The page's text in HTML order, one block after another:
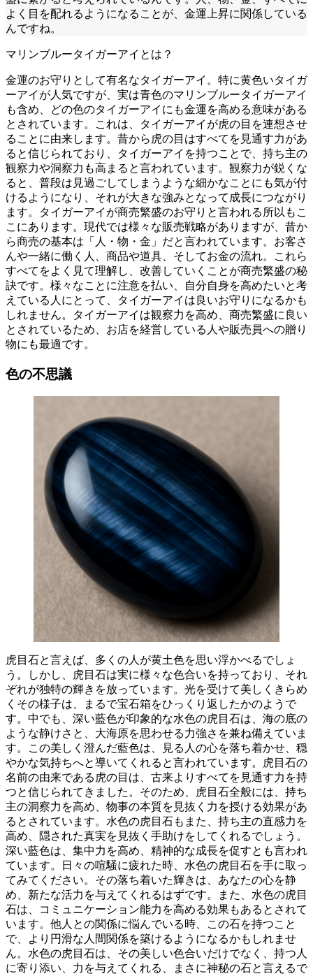
よく目を配れるようになることが、金運上昇に関係している
んですね。
マリンブルータイガーアイとは？
金運のお守りとして有名なタイガーアイ。特に黄色いタイガ
ーアイが人気ですが、実は青色のマリンブルータイガーアイ
も含め、どの色のタイガーアイにも金運を高める意味がある
とされています。これは、タイガーアイが虎の目を連想させ
ることに由来します。昔から虎の目はすべてを見通す力があ
ると信じられており、タイガーアイを持つことで、持ち主の
観察力や洞察力も高まると言われています。観察力が鋭くな
ると、普段は見過ごしてしまうような細かなことにも気が付
けるようになり、それが大きな強みとなって成長につながり
ます。タイガーアイが商売繁盛のお守りと言われる所以もこ
こにあります。現代では様々な販売戦略がありますが、昔か
ら商売の基本は「人・物・金」だと言われています。お客さ
んや一緒に働く人、商品や道具、そしてお金の流れ。これら
すべてをよく見て理解し、改善していくことが商売繁盛の秘
訣です。様々なことに注意を払い、自分自身を高めたいと考
えている人にとって、タイガーアイは良いお守りになるかも
しれません。タイガーアイは観察力を高め、商売繁盛に良い
とされているため、お店を経営している人や販売員への贈り
物にも最適です。
色の不思議
虎目石と言えば、多くの人が黄土色を思い浮かべるでしょ
う。
しかし、虎目石は実に様々な色合いを持っており、それ
ぞれが独特の輝きを放っています。光を受けて美しくきらめ
くその様子は、まるで宝石箱をひっくり返したかのようで
す。中でも、深い藍色が印象的な水色の虎目石は、海の底の
ような静けさと、大海原を思わせる力強さを兼ね備えていま
す。この美しく澄んだ藍色は、
見る人の心を落ち着かせ、穏
やかな気持ちへと導いてくれる と言われています。虎目石の
名前の由来である虎の目は、古来よりすべてを見通す力を持
つと信じられてきました。そのため、虎目石全般には、 持ち
主の洞察力を高め、物事の本質を見抜く力を授ける効果があ
るとされています。水色の虎目石もまた、持ち主の直感力を
高め、隠された真実を見抜く手助けをしてくれるでしょう。
深い藍色は、集中力を高め、精神的な成長を促すとも言われ
ています。日々の喧騒に疲れた時、水色の虎目石を手に取っ
てみてください。その落ち着いた輝きは、あなたの心を静
め、新たな活力を与えてくれるはずです。また、水色の虎目
石は、
コミュニケーション能力を高める効果もあるとされて
います。他人との関係に悩んでいる時、この石を持つこと
で、より円滑な人間関係を築けるようになるかもしれませ
ん。水色の虎目石は、その美しい色合いだけでなく、持つ人
に寄り添い、力を与えてくれる、まさに神秘の石と言えるで